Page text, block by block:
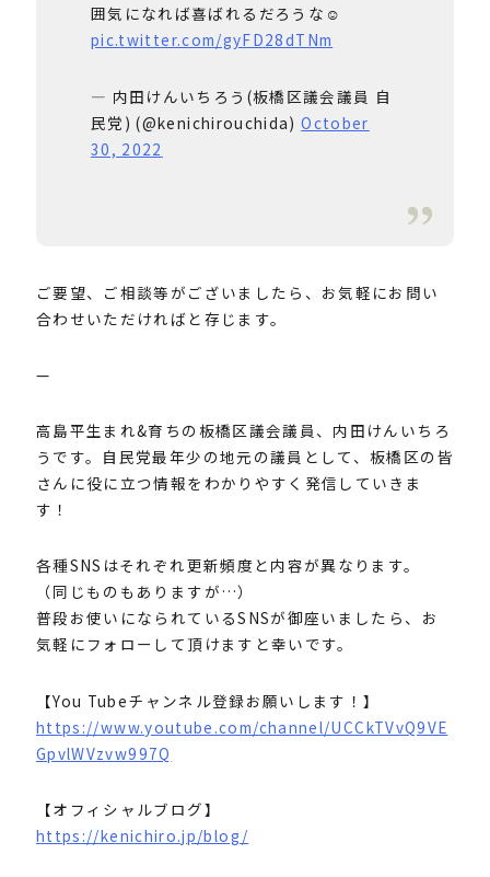
囲気になれば喜ばれるだろうな☺️
pic.twitter.com/gyFD28dTNm
— 内田けんいちろう(板橋区議会議員 自
民党) (@kenichirouchida)October
30, 2022
ご要望、ご相談等がございましたら、お気軽にお問い
合わせいただければと存じます。
—
高島平生まれ&育ちの板橋区議会議員、内田けんいちろ
うです。自民党最年少の地元の議員として、板橋区の皆
さんに役に立つ情報をわかりやすく発信していきま
す！
各種SNSはそれぞれ更新頻度と内容が異なります。
（同じものもありますが…）
普段お使いになられているSNSが御座いましたら、お
気軽にフォローして頂けますと幸いです。
【You Tubeチャンネル登録お願いします！】
https://www.youtube.com/channel/UCCkTVvQ9VE
GpvlWVzvw997Q
【オフィシャルブログ】
https://kenichiro.jp/blog/